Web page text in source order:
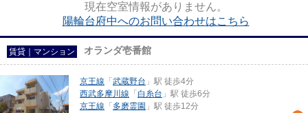
現在空室情報がありません。
陽輪台府中へのお問い合わせはこちら
賃貸｜マンション オランダ壱番館
京王線 「 武蔵野台 」駅 徒歩4分
西武多摩川線 「 白糸台 」駅 徒歩6分
京王線 「 多磨霊園 」駅 徒歩12分